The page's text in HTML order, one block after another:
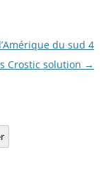
du sud 4
Crostic solution →